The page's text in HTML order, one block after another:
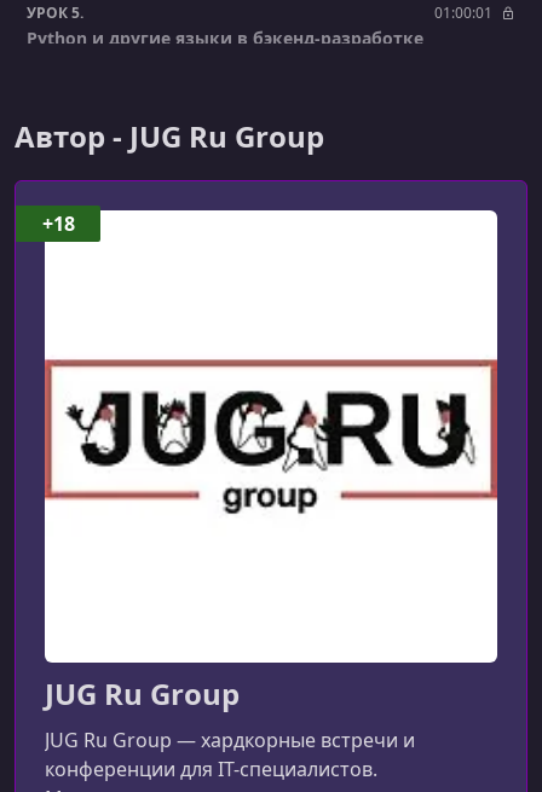
УРОК 5. 01:00:01
Python и другие языки в бэкенд-разработке
программиста
УРОК 7. 00:29:49
Monkey patching
Эволюция Python: прогресс или тупик
УРОК 10. 00:48:45
Векторы атак: взгляд разработчика
УРОК 11. 00:45:57
УРОК 13. 00:46:37
Типичные задачи биоинформатики
УРОК 14.
Открытие офлайн-части конференции PiterPy 2023
Автор - JUG Ru Group
JUG Ru Group
JUG Ru Group — хардкорные встречи и
конференции для IT-специалистов.
+18